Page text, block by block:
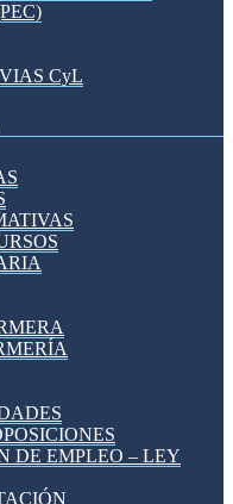
CyL
DE EMPLEO – LEY